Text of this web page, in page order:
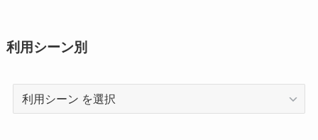
利用シーン別
利
用